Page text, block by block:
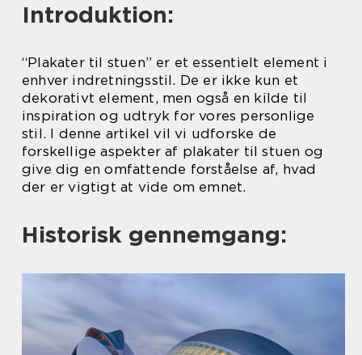
Introduktion:
“Plakater til stuen” er et essentielt element i
enhver indretningsstil. De er ikke kun et
dekorativt element, men også en kilde til
inspiration og udtryk for vores personlige
stil. I denne artikel vil vi udforske de
forskellige aspekter af plakater til stuen og
give dig en omfattende forståelse af, hvad
der er vigtigt at vide om emnet.
Historisk gennemgang: